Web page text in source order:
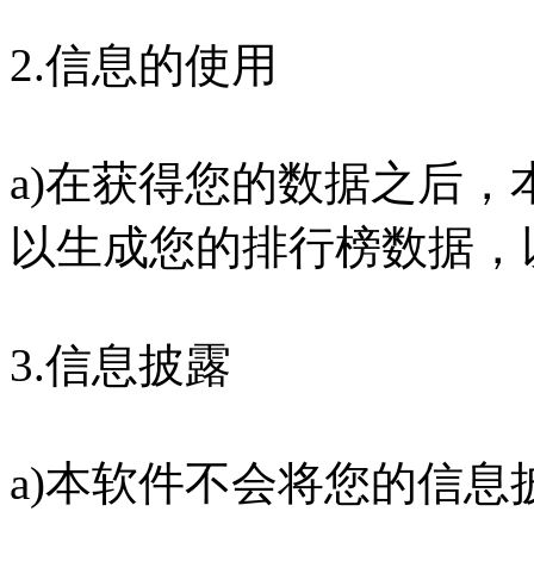
2.信息的使用
a)在获得您的数据之后
以生成您的排行榜数据
3.信息披露
a)本软件不会将您的信